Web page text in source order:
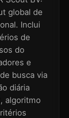
global de
Inclui
de
do
e
busca via
diária
algoritmo